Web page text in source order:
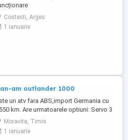
Costesti, Arges
1 ianuarie
am outlander 1000
un atv fara ABS,import Germania cu
km. Are urmatoarele optiuni: Servo 3
Suspensie FOX cu rebound Bullbar
Bullbar spate Handguardurile Can am
beadlock
Moravita, Timis
1 ianuarie